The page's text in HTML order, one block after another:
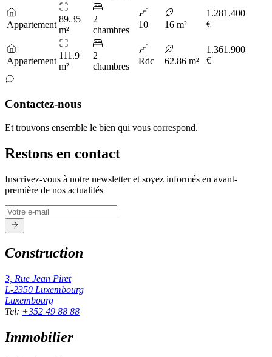
Appartement
89.35
m²
2
chambres
10 16 m²
1.281.400
€
Appartement
111.9
m²
2
chambres
Rdc 62.86 m²
1.361.900
€
Contactez-nous
Et trouvons ensemble le bien qui vous correspond.
Restons en contact
Inscrivez-vous à notre newsletter et soyez informés en avant-
première de nos actualités
Construction
3, Rue Jean Piret
L-2350 Luxembourg
Luxembourg
Tel: +352 49 88 88
Immobilier